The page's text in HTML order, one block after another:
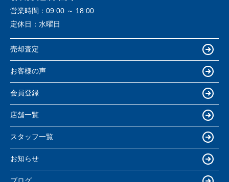
営業時間： 09:00 ～ 18:00
定休日： 水曜日
売却査定
お客様の声
会員登録
店舗一覧
スタッフ一覧
お知らせ